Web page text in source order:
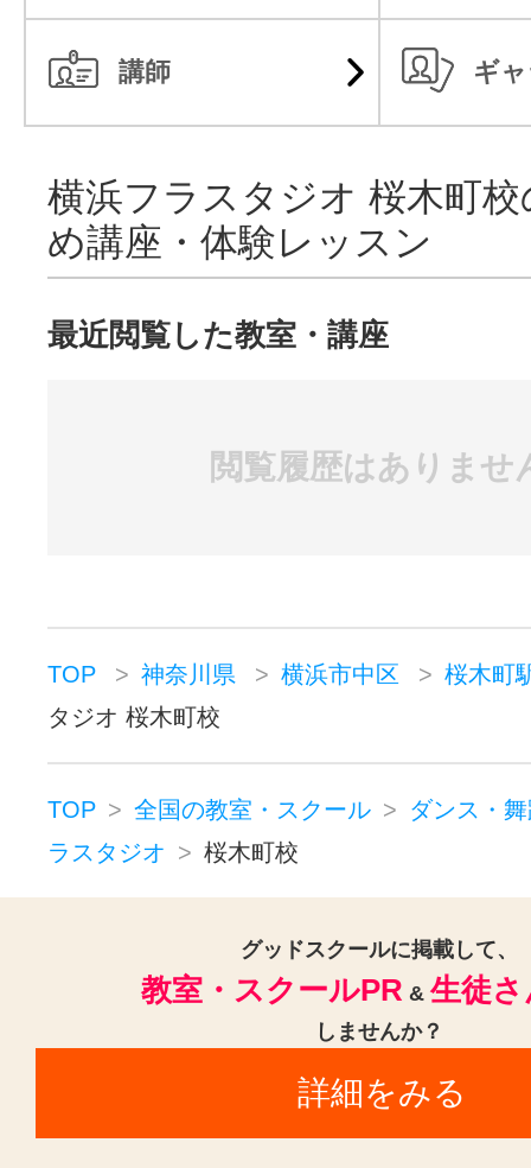
講師 ギ
横浜フラスタジオ 桜木町
め講座・体験レッスン
最近閲覧した教室・講座
閲覧履歴はありませ
TOP 神奈川県 横浜市中区
桜木町
タジオ 桜木町校
TOP 全国の教室・スクール
ダンス・
ラスタジオ
桜木町校
グッドスクールに掲載して、
教室・スクールPR & 生徒
しませんか？
詳細をみる